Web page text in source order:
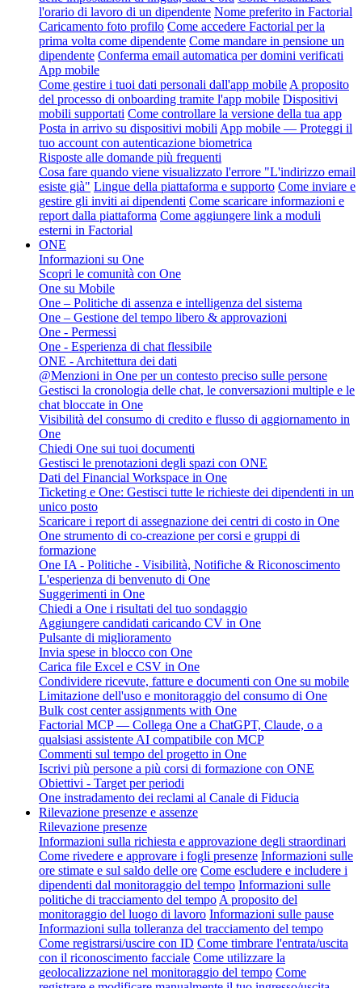
l'orario di lavoro di un dipendente Nome preferito in Factorial
Caricamento foto profilo Come accedere Factorial per la
prima volta come dipendente Come mandare in pensione un
dipendente Conferma email automatica per domini verificati
App mobile
Come gestire i tuoi dati personali dall'app mobile A proposito
del processo di onboarding tramite l'app mobile Dispositivi
mobili supportati Come controllare la versione della tua app
Posta in arrivo su dispositivi mobili App mobile — Proteggi il
tuo account con autenticazione biometrica
Risposte alle domande più frequenti
Cosa fare quando viene visualizzato l'errore "L'indirizzo email
esiste già" Lingue della piattaforma e supporto Come inviare e
gestire gli inviti ai dipendenti Come scaricare informazioni e
report dalla piattaforma Come aggiungere link a moduli
esterni in Factorial
ONE
Informazioni su One
Scopri le comunità con One
One su Mobile
One – Politiche di assenza e intelligenza del sistema
One – Gestione del tempo libero & approvazioni
One - Permessi
One - Esperienza di chat flessibile
ONE - Architettura dei dati
@Menzioni in One per un contesto preciso sulle persone
Gestisci la cronologia delle chat, le conversazioni multiple e le
chat bloccate in One
Visibilità del consumo di credito e flusso di aggiornamento in
One
Chiedi One sui tuoi documenti
Gestisci le prenotazioni degli spazi con ONE
Dati del Financial Workspace in One
Ticketing e One: Gestisci tutte le richieste dei dipendenti in un
unico posto
Scaricare i report di assegnazione dei centri di costo in One
One strumento di co-creazione per corsi e gruppi di
formazione
One IA - Politiche - Visibilità, Notifiche & Riconoscimento
L'esperienza di benvenuto di One
Suggerimenti in One
Chiedi a One i risultati del tuo sondaggio
Aggiungere candidati caricando CV in One
Pulsante di miglioramento
Invia spese in blocco con One
Carica file Excel e CSV in One
Condividere ricevute, fatture e documenti con One su mobile
Limitazione dell'uso e monitoraggio del consumo di One
Bulk cost center assignments with One
Factorial MCP — Collega One a ChatGPT, Claude, o a
qualsiasi assistente AI compatibile con MCP
Commenti sul tempo del progetto in One
Iscrivi più persone a più corsi di formazione con ONE
Obiettivi - Target per periodi
One instradamento dei reclami al Canale di Fiducia
Rilevazione presenze e assenze
Rilevazione presenze
Informazioni sulla richiesta e approvazione degli straordinari
Come rivedere e approvare i fogli presenze Informazioni sulle
ore stimate e sul saldo delle ore Come escludere e includere i
dipendenti dal monitoraggio del tempo Informazioni sulle
politiche di tracciamento del tempo A proposito del
monitoraggio del luogo di lavoro Informazioni sulle pause
Informazioni sulla tolleranza del tracciamento del tempo
Come registrarsi/uscire con ID Come timbrare l'entrata/uscita
con il riconoscimento facciale Come utilizzare la
geolocalizzazione nel monitoraggio del tempo Come